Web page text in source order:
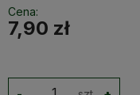
Cena:
7,90 zł